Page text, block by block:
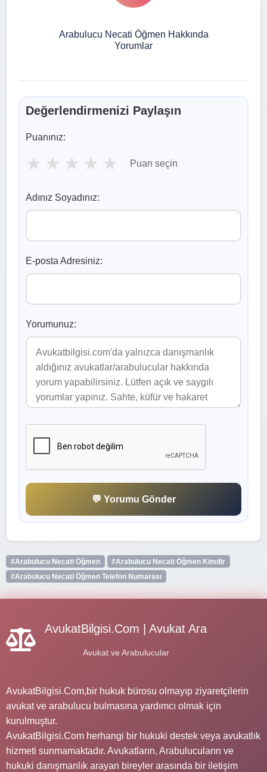
Arabulucu Necati Öğmen Hakkında
Yorumlar
Değerlendirmenizi Paylaşın
Puanınız:
★ ★ ★ ★ ★ Puan seçin
Adınız Soyadınız:
E-posta Adresiniz:
Yorumunuz:
💬 Yorumu Gönder
#Arabulucu Necati Öğmen
#Arabulucu Necati Öğmen Kimdir
#Arabulucu Necati Öğmen Telefon Numarası
AvukatBilgisi.Com | Avukat Ara
Avukat ve Arabulucular
AvukatBilgisi.Com,bir hukuk bürosu olmayıp ziyaretçilerin
avukat ve arabulucu bulmasına yardımcı olmak için
kurulmuştur.
AvukatBilgisi.Com herhangi bir hukuki destek veya avukatlık
hizmeti sunmamaktadır. Avukatların, Arabulucuların ve
hukuki danışmanlık arayan bireyler arasında bir iletişim